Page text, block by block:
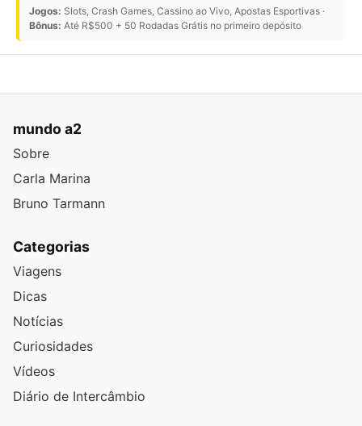
Jogos: Slots, Crash Games, Cassino ao Vivo, Apostas Esportivas ·
Bônus: Até R$500 + 50 Rodadas Grátis no primeiro depósito
mundo a2
Sobre
Carla Marina
Bruno Tarmann
Categorias
Viagens
Dicas
Notícias
Curiosidades
Vídeos
Diário de Intercâmbio